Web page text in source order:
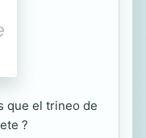
que el trineo de
?